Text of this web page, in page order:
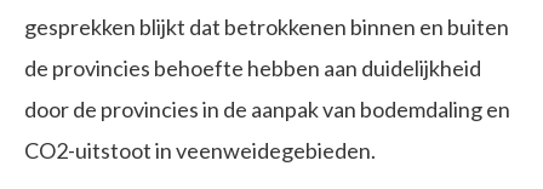
gesprekken blijkt dat betrokkenen binnen en buiten
de provincies behoefte hebben aan duidelijkheid
door de provincies in de aanpak van bodemdaling en
CO2-uitstoot in veenweidegebieden.